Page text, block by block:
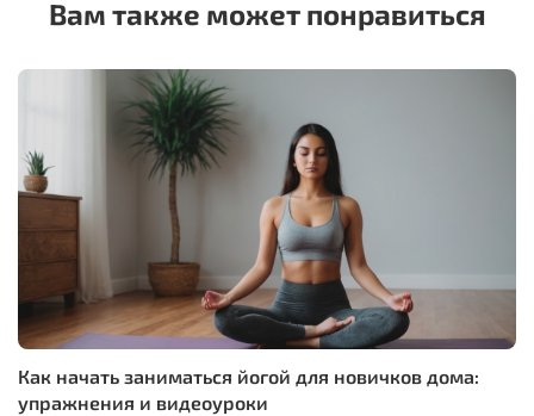
Вам также может понравиться
Как начать заниматься йогой для новичков дома:
упражнения и видеоуроки